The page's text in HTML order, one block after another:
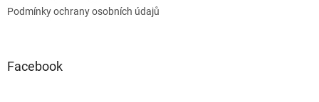
Podmínky ochrany osobních údajů
Facebook